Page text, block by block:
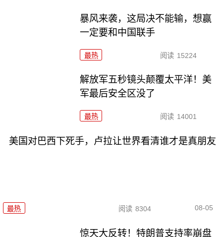
暴风来袭，这局决不能输，想赢
一定要和中国联手
最热 阅读 15224
解放军五秒镜头颠覆太平洋！美
军最后安全区没了
最热 阅读 14001
美国对巴西下死手，卢拉让世界看清谁才是真朋友
最热 阅读 8304 08-05
惊天大反转！特朗普支持率崩盘